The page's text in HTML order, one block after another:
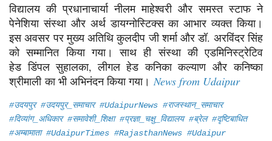
विद्यालय की प्रधानाचार्या नीलम माहेश्वरी और समस्त स्टाफ ने
पेनेशिया संस्था और अर्थ डायग्नोस्टिक्स का आभार व्यक्त किया।
इस अवसर पर मुख्य अतिथि कुलदीप जी शर्मा और डॉ. अरविंदर सिंह
को सम्मानित किया गया। साथ ही संस्था की एडमिनिस्ट्रेटिव
हेड डिंपल सुहालका, लीगल हेड कनिका कल्याण और कनिष्का
श्रीमाली का भी अभिनंदन किया गया। News from Udaipur
#उदयपुर #उदयपुर_समाचार #UdaipurNews #राजस्थान_समाचार
#दिव्यांग_अधिकार #समावेशी_शिक्षा #प्रज्ञा_चक्षु_विद्यालय #ब्रेल #दृष्टिबाधित
#अम्बामाता #UdaipurTimes #RajasthanNews #Udaipur